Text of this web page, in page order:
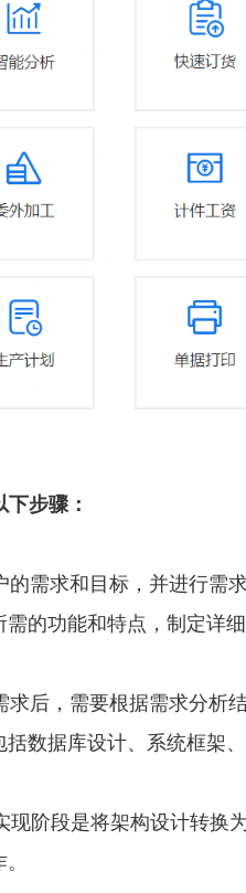
步骤：
需求和目标，并进行需
的功能和特点，制定详
求后，需要根据需求分析
数据库设计、系统框架、
现阶段是将架构设计转换